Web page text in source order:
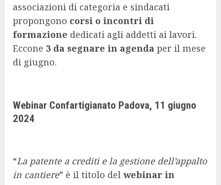
associazioni di categoria e sindacati
propongono corsi o incontri di
formazione dedicati agli addetti ai lavori.
Eccone 3 da segnare in agenda per il mese
di giugno.
Webinar Confartigianato Padova, 11 giugno
2024
“La patente a crediti e la gestione dell’appalto
in cantiere” è il titolo del webinar in